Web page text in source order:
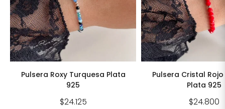
Pulsera Roxy Turquesa Plata
925
$24.125
Pulsera Cristal
Plata 925
$24.800